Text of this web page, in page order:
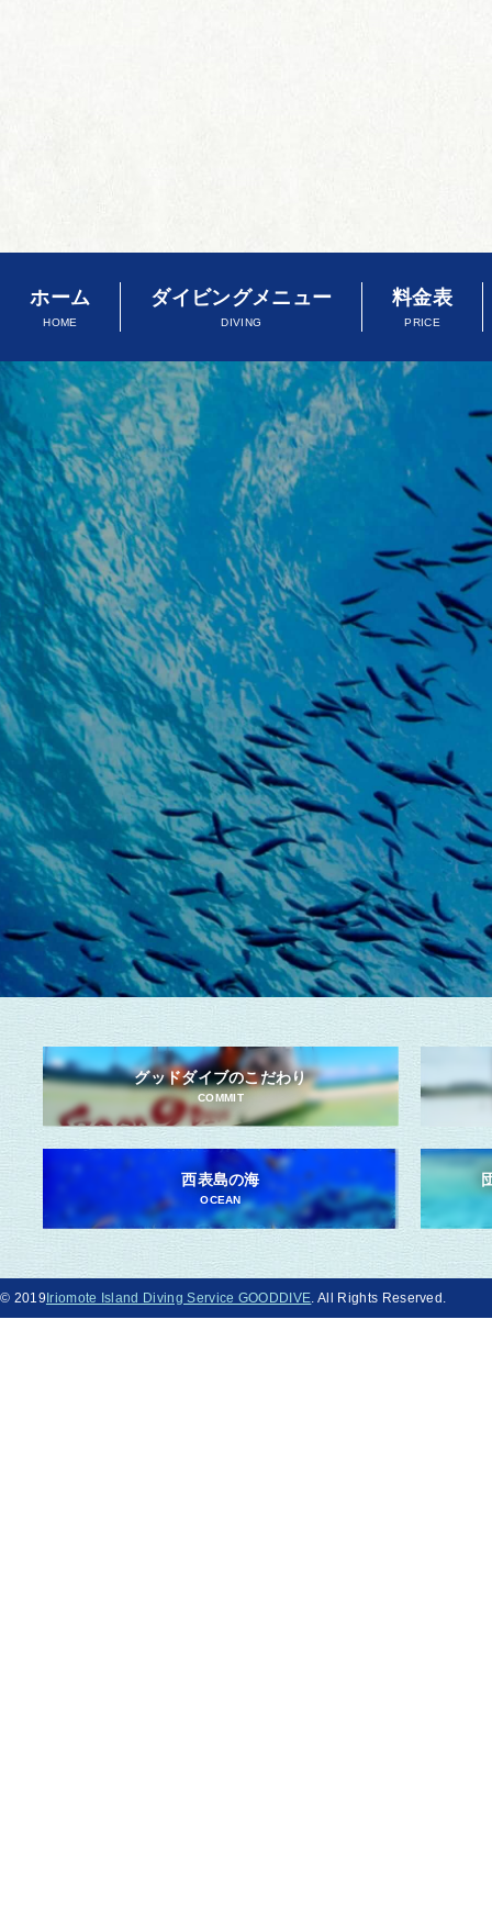
ホーム
HOME
ダイビングメニュー
DIVING
料金表
PRICE
グッドダイブのこだわり
COMMIT
西表島の海
OCEAN
© 2019Iriomote Island Diving Service GOODDIVE . All Rights Reserved.